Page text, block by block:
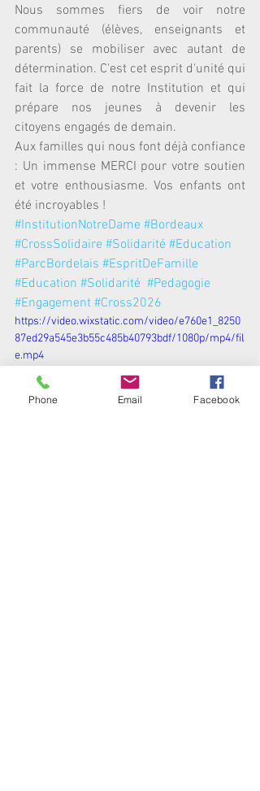
Nous sommes fiers de voir notre
communauté (élèves, enseignants et
parents) se mobiliser avec autant de
détermination. C'est cet esprit d'unité qui
fait la force de notre Institution et qui
prépare nos jeunes à devenir les
citoyens engagés de demain.
Aux familles qui nous font déjà confiance
: Un immense MERCI pour votre soutien
et votre enthousiasme. Vos enfants ont
été incroyables !
#InstitutionNotreDame #Bordeaux
#CrossSolidaire #Solidarité #Education
#ParcBordelais #EspritDeFamille
#Education #Solidarité #Pedagogie
#Engagement #Cross2026
https://video.wixstatic.com/video/e760e1_8250
87ed29a545e3b55c485b40793bdf/1080p/mp4/fil
e.mp4
Phone Email Facebook